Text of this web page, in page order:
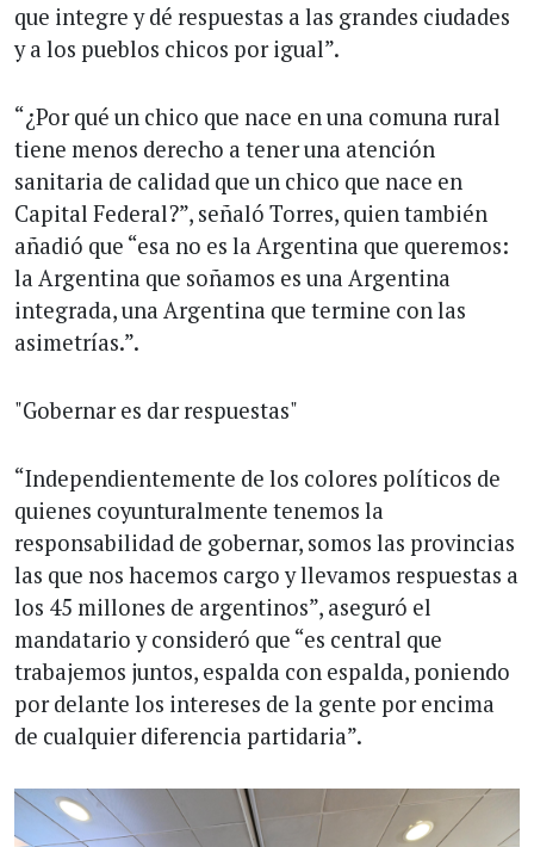
que integre y dé respuestas a las grandes ciudades
y a los pueblos chicos por igual”.
“¿Por qué un chico que nace en una comuna rural
tiene menos derecho a tener una atención
sanitaria de calidad que un chico que nace en
Capital Federal?”, señaló Torres, quien también
añadió que “esa no es la Argentina que queremos:
la Argentina que soñamos es una Argentina
integrada, una Argentina que termine con las
asimetrías.”.
"Gobernar es dar respuestas"
“Independientemente de los colores políticos de
quienes coyunturalmente tenemos la
responsabilidad de gobernar, somos las provincias
las que nos hacemos cargo y llevamos respuestas a
los 45 millones de argentinos”, aseguró el
mandatario y consideró que “es central que
trabajemos juntos, espalda con espalda, poniendo
por delante los intereses de la gente por encima
de cualquier diferencia partidaria”.